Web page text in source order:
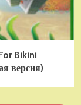
Bikini
версия)